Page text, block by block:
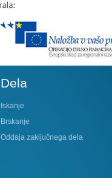
Dela
Iskanje
Brskanje
Oddaja zaključnega dela